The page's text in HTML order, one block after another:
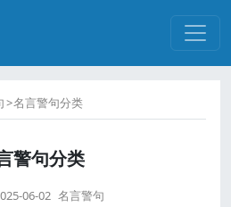
名言警句分类
警句分类
06-02 名言警句